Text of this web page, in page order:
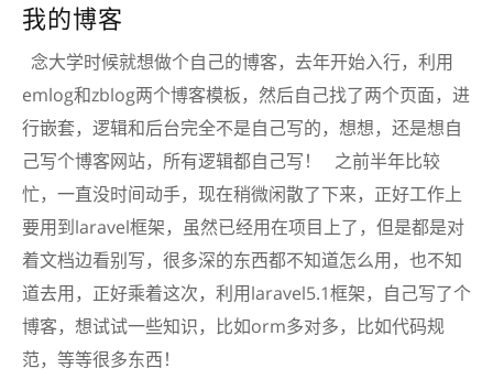
我的博客
念大学时候就想做个自己的博客，去年开始入行，利用
emlog和zblog两个博客模板，然后自己找了两个页面，进
行嵌套，逻辑和后台完全不是自己写的，想想，还是想自
己写个博客网站，所有逻辑都自己写！ 之前半年比较
忙，一直没时间动手，现在稍微闲散了下来，正好工作上
要用到laravel框架，虽然已经用在项目上了，但是都是对
着文档边看别写，很多深的东西都不知道怎么用，也不知
道去用，正好乘着这次，利用laravel5.1框架，自己写了个
博客，想试试一些知识，比如orm多对多，比如代码规
范，等等很多东西！